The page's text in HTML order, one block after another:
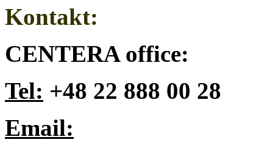
Kontakt:
CENTERA office:
Tel: +48 22 888 00 28
Email: